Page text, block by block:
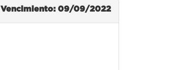
Vencimiento: 09/09/2022